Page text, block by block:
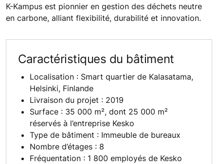
K-Kampus est pionnier en gestion des déchets neutre
en carbone, alliant flexibilité, durabilité et innovation.
Caractéristiques du bâtiment
Localisation : Smart quartier de Kalasatama,
Helsinki, Finlande
Livraison du projet : 2019
Surface : 35 000 m², dont 25 000 m²
réservés à l’entreprise Kesko
Type de bâtiment : Immeuble de bureaux
Nombre d’étages : 8
Fréquentation : 1 800 employés de Kesko